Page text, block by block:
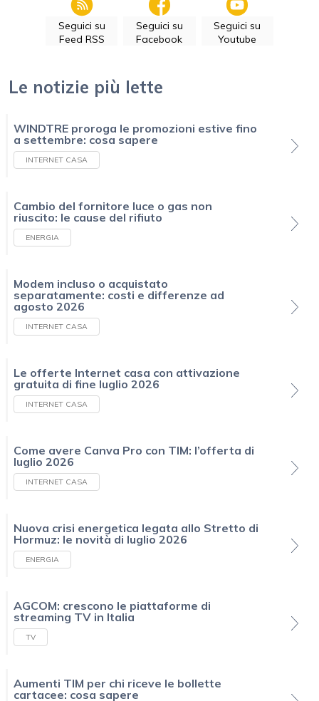
Seguici su
Feed RSS
Seguici su
Facebook
Seguici su
Youtube
Le notizie più lette
WINDTRE proroga le promozioni estive fino
a settembre: cosa sapere
INTERNET CASA
Cambio del fornitore luce o gas non
riuscito: le cause del rifiuto
ENERGIA
Modem incluso o acquistato
separatamente: costi e differenze ad
agosto 2026
INTERNET CASA
Le offerte Internet casa con attivazione
gratuita di fine luglio 2026
INTERNET CASA
Come avere Canva Pro con TIM: l’offerta di
luglio 2026
INTERNET CASA
Nuova crisi energetica legata allo Stretto di
Hormuz: le novità di luglio 2026
ENERGIA
AGCOM: crescono le piattaforme di
streaming TV in Italia
TV
Aumenti TIM per chi riceve le bollette
cartacee: cosa sapere